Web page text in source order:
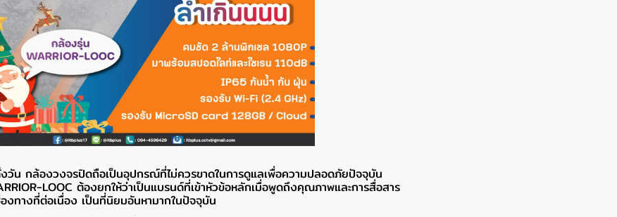
วัน กล้องวงจรปิดถือเป็นอุปกรณ์ที่ไม่ควรขาดในการดูแลเพื่อความปลอดภัยปัจจุบัน
LOOC ต้องยกให้ว่าเป็นแบรนด์ที่เข้าหัวข้อหลักเมื่อพูดถึงคุณภาพและการสื่อสาร
งทางที่ต่อเนื่อง เป็นที่นิยมอันหามากในปัจจุบัน